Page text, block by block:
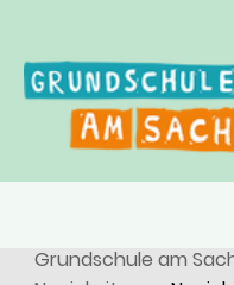
Grundschule am
Kinder
Eltern
Schulsozialarbeit
Schulseelsorge